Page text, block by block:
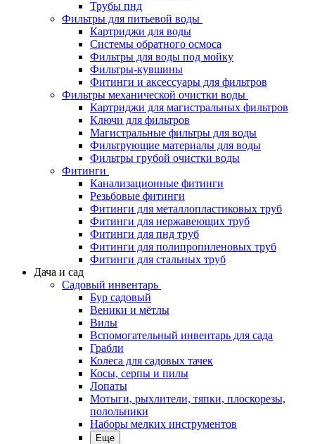
Трубы пнд
Фильтры для питьевой воды
Картриджи для воды
Системы обратного осмоса
Фильтры для воды под мойку
Фильтры-кувшины
Фитинги и аксессуары для фильтров
Фильтры механической очистки воды
Картриджи для магистральных фильтров
Ключи для фильтров
Магистральные фильтры для воды
Фильтрующие материалы для воды
Фильтры грубой очистки воды
Фитинги
Канализационные фитинги
Резьбовые фитинги
Фитинги для металлопластиковых труб
Фитинги для нержавеющих труб
Фитинги для пнд труб
Фитинги для полипропиленовых труб
Фитинги для стальных труб
Дача и сад
Садовый инвентарь
Бур садовый
Веники и мётлы
Вилы
Вспомогательный инвентарь для сада
Грабли
Колеса для садовых тачек
Косы, серпы и пилы
Лопаты
Мотыги, рыхлители, тяпки, плоскорезы,
полольники
Наборы мелких инструментов
Еще